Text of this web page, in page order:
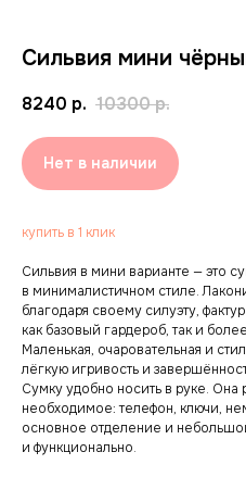
Сильвия мини
8240 р. 10300р.
Нет в наличии
купить в 1 клик
Сильвия в мини варианте — это
в минималистичном стиле.
благодаря своему силуэту,
как базовый гардероб, так и
Маленькая, очаровательная и
лёгкую игривость и
Сумку удобно носить в руке. Она
необходимое: телефон, ключи,
основное отделение и
и функционально.